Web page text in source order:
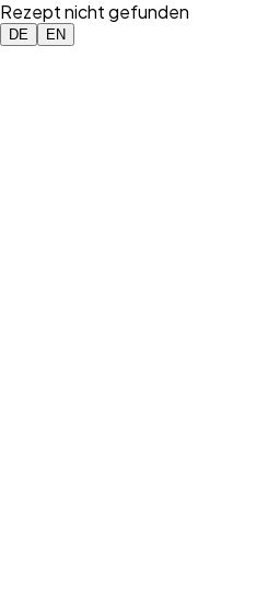
Rezept nicht gefunden
DE EN